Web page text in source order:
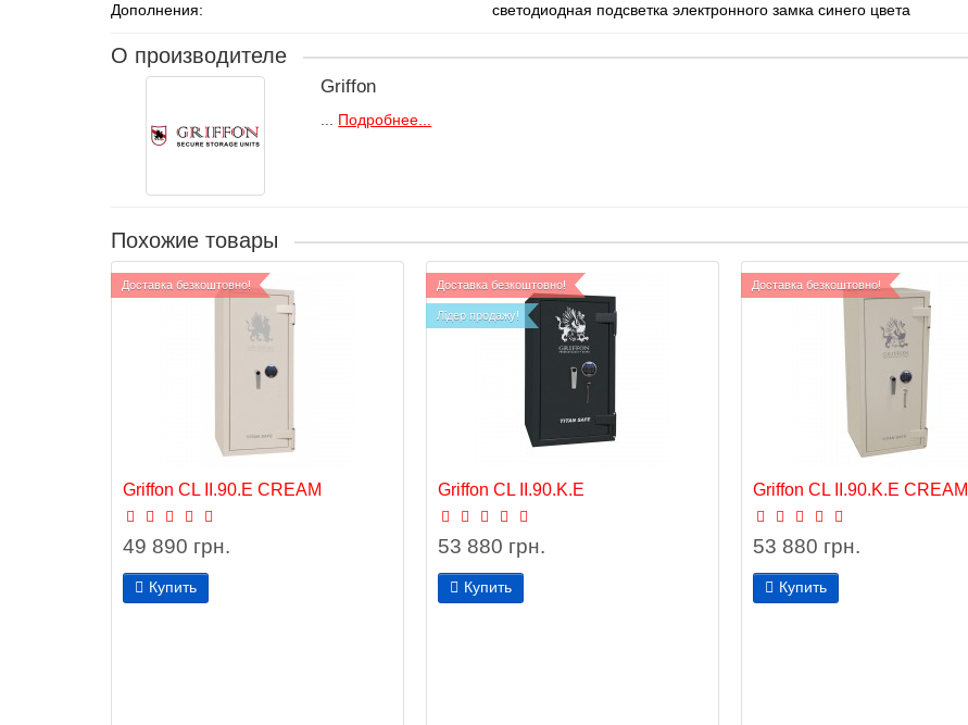
Дополнения:
светодиодная подсветка электронного замка синего цвета
О производителе
Griffon
Подробнее...
Похожие товары
Доставка безкоштовно!
Griffon CL II.90.E CREAM
49 890 грн.
Купить
Доставка безкоштовно!
Лідер продажу!
Griffon CL II.90.K.E
53 880 грн.
Купить
Доставка безкоштовно!
Griffon CL II.90.K.E CREAM
53 880 грн.
Купить